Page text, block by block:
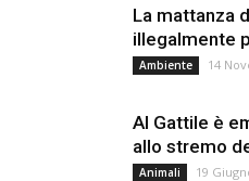
La mattanza
illegalmente
Ambiente 14
Al Gattile è
allo stremo
Animali 19